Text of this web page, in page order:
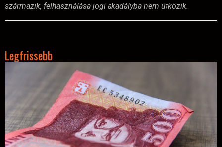
származik, felhasználása jogi akadályba nem ütközik.
Legfrissebb